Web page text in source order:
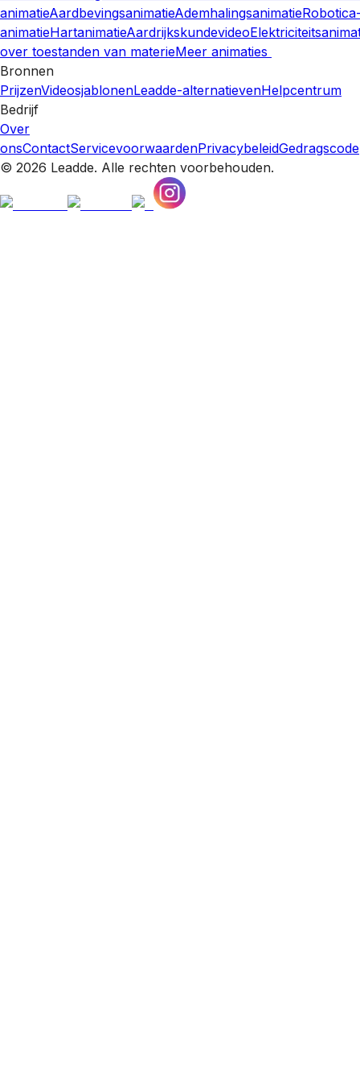
animatieAardbevingsanimatieAdemhalingsanimatie
animatieHartanimatieAardrijkskundevideo
over toestanden van materieMeer animaties
Bronnen
PrijzenVideosjablonenLeadde-alternatievenHelpcentrum
Bedrijf
Over
onsContactServicevoorwaardenPrivacybeleidGedragscode
© 2026 Leadde. Alle rechten voorbehouden.